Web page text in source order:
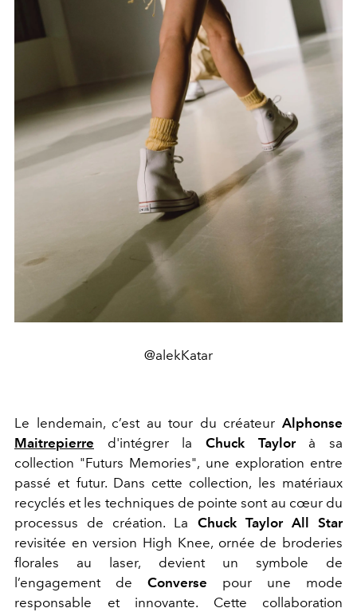
@alekKatar
Le lendemain, c’est au tour du créateur Alphonse
Maitrepierre d'intégrer la Chuck Taylorà sa
collection "Futurs Memories", une exploration entre
passé et futur. Dans cette collection, les matériaux
recyclés et les techniques de pointe sont au cœur du
processus de création. La Chuck Taylor All Star
revisitée en version High Knee, ornée de broderies
florales au laser, devient un symbole de
l’engagement de Converse pour une mode
responsable et innovante. Cette collaboration